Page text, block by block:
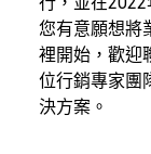
您有意願想將
裡開始，歡迎
位行銷專家團
決方案。